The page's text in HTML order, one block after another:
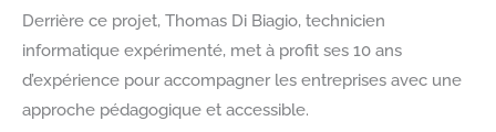
Derrière ce projet, Thomas Di Biagio, technicien
informatique expérimenté, met à profit ses 10 ans
d’expérience pour accompagner les entreprises avec une
approche pédagogique et accessible.